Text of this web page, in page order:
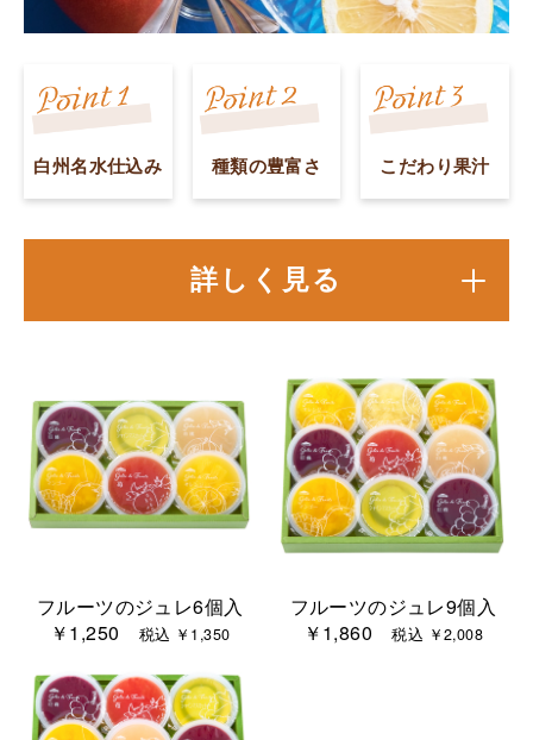
白州名水仕込み 種類の豊富さ こだわり果汁
詳しく見る
フルーツのジュレ6個入
￥1,250
税込 ￥1,350
フルーツのジュレ9個入
￥1,860税込 ￥2,008